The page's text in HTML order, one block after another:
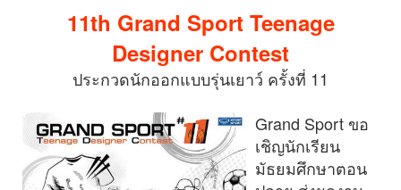
11th Grand Sport Teenage
Designer Contest
ประกวดนักออกแบบรุ่นเยาว์ ครั้งที่ 11
Grand Sport ขอ
เชิญนักเรียน
มัธยมศึกษาตอน